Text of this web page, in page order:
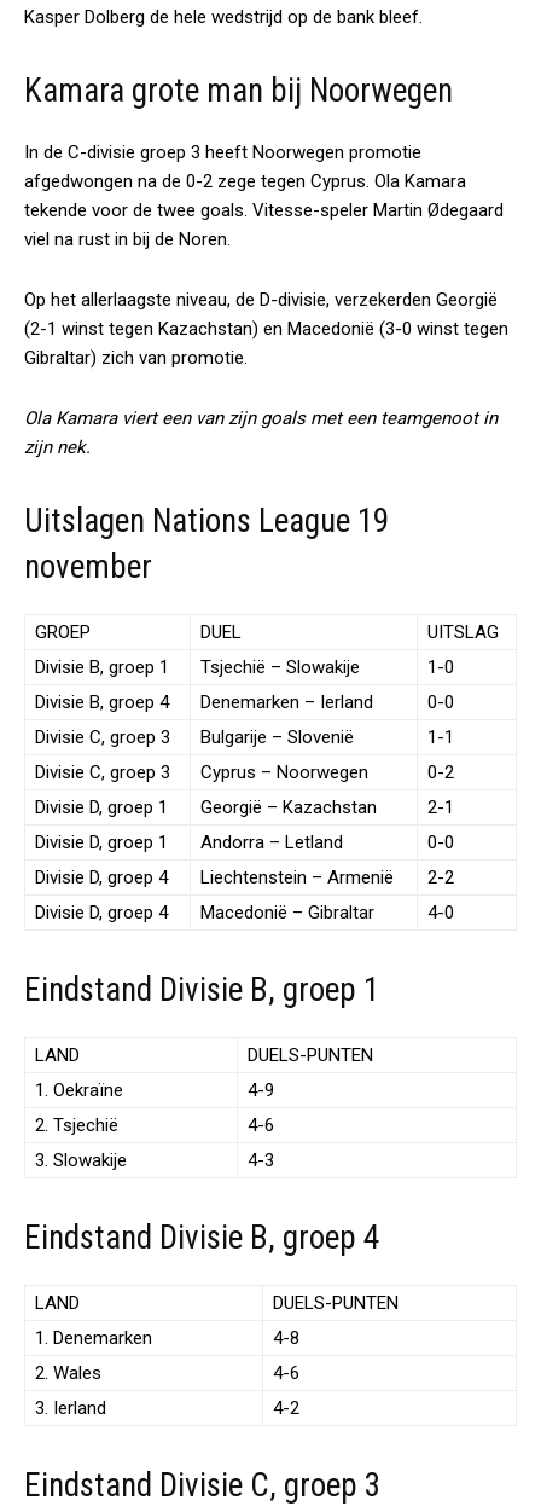
Kasper Dolberg de hele wedstrijd op de bank bleef.
Kamara grote man bij Noorwegen
In de C-divisie groep 3 heeft Noorwegen promotie
afgedwongen na de 0-2 zege tegen Cyprus. Ola Kamara
tekende voor de twee goals. Vitesse-speler Martin Ødegaard
viel na rust in bij de Noren.
Op het allerlaagste niveau, de D-divisie, verzekerden Georgië
(2-1 winst tegen Kazachstan) en Macedonië (3-0 winst tegen
Gibraltar) zich van promotie.
Ola Kamara viert een van zijn goals met een teamgenoot in
zijn nek.
Uitslagen Nations League 19
november
GROEP DUEL
UITSLAG
Divisie B, groep 1
Tsjechië – Slowakije
1-0
Divisie B, groep 4
Denemarken – Ierland
0-0
Divisie C, groep 3
Bulgarije – Slovenië
1-1
Divisie C, groep 3
Cyprus – Noorwegen
0-2
Divisie D, groep 1
Georgië – Kazachstan
2-1
Divisie D, groep 1
Andorra – Letland
0-0
Divisie D, groep 4
Liechtenstein – Armenië
2-2
Divisie D, groep 4
Macedonië – Gibraltar 4-0
Eindstand Divisie B, groep 1
LAND
DUELS-PUNTEN
1. Oekraïne
4-9
2. Tsjechië
4-6
3. Slowakije
4-3
Eindstand Divisie B, groep 4
LAND
DUELS-PUNTEN
1. Denemarken
4-8
2. Wales
4-6
3. Ierland
4-2
Eindstand Divisie C, groep 3